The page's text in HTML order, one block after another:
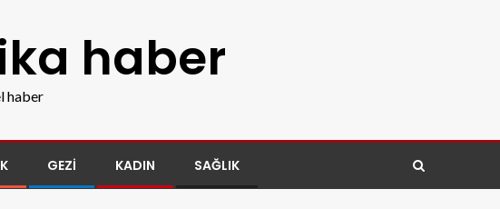
haber
haber
GEZI KADIN SAĞLIK